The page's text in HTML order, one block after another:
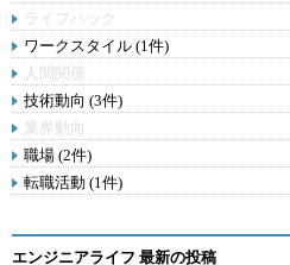
ライフハック
ワークスタイル (1件)
人間関係
技術動向 (3件)
業界動向
職場 (2件)
転職活動 (1件)
エンジニアライフ 最新の投稿